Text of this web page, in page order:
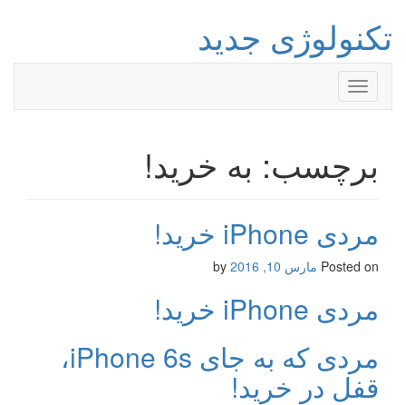
تکنولوژی جدید
Toggle
navigation
برچسب: به خرید!
مردی iPhone خرید!
Posted on مارس 10, 2016
مردی iPhone خرید!
مردی که به جای iPhone 6s،
قفل در خرید!